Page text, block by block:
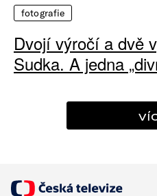
fotografie
Dvojí výročí a dvě
Sudka. A jedna